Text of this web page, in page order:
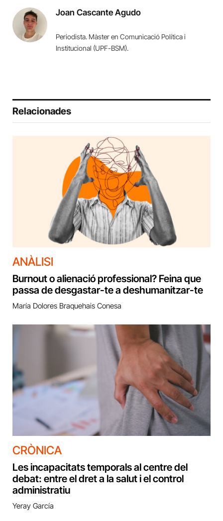
Joan Cascante Agudo
Periodista. Màster en Comunicació Política i
Institucional (UPF-BSM).
Relacionades
ANÀLISI
Burnout o alienació professional? Feina que
passa de desgastar-te a deshumanitzar-te
María Dolores Braquehais Conesa
CRÒNICA
Les incapacitats temporals al centre del
debat: entre el dret a la salut i el control
administratiu
Yeray García